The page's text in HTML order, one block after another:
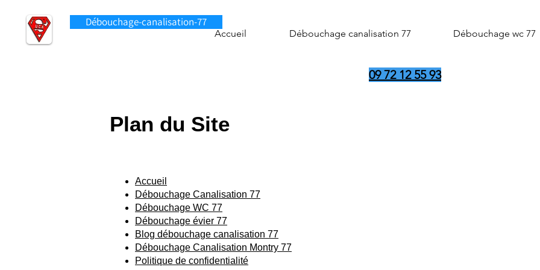
Débouchage-canalisation-77
Accueil Débouchage canalisation 77 Débouchage wc 77
09 72 12 55 93
Plan du Site
Accueil
Débouchage Canalisation 77
Débouchage WC 77
Débouchage évier 77
Blog débouchage canalisation 77
Débouchage Canalisation Montry 77
Politique de confidentialité